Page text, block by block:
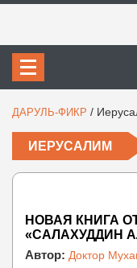
ДАРУЛЬ-ФИКР /
ИЕРУСАЛИМ
НОВАЯ КНИГА
«САЛАХУДДИН
Автор: Доктор